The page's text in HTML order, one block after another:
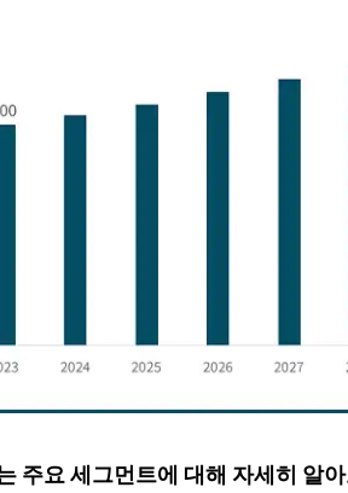
주요 세그먼트에 대해 자세히 알